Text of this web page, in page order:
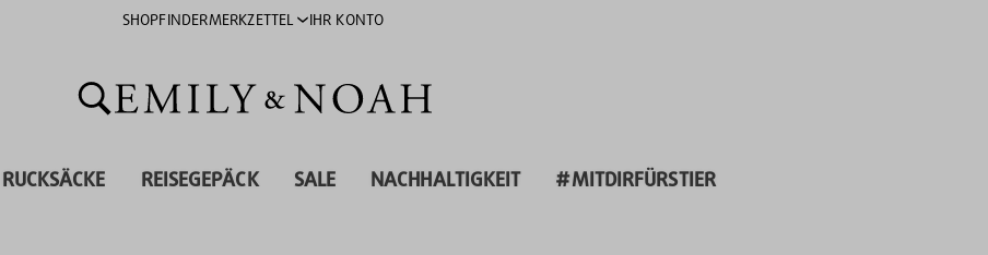
SHOPFINDERMERKZETTEL IHR KONTO
RUCKSÄCKE REISEGEPÄCK SALE NACHHALTIGKEIT #MITDIRFÜRSTIER